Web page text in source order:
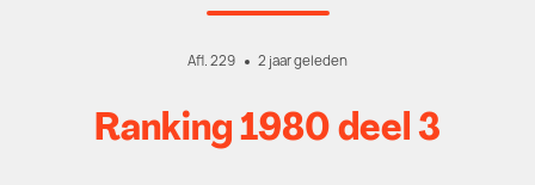
Afl. 229 2 jaar geleden
Ranking 1980 deel 3